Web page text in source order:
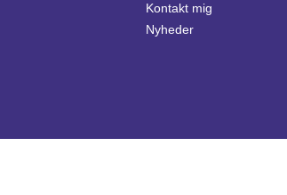
Kontakt mig
Nyheder